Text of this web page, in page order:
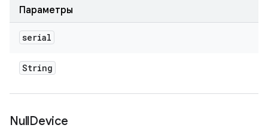
Параметры
serial
String
NullDevice